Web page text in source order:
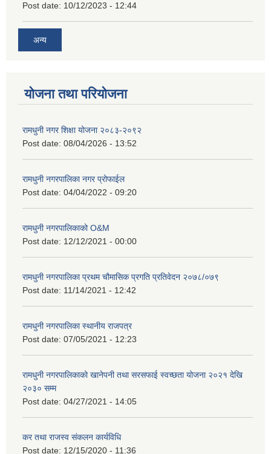
Post date: 10/12/2023 - 12:44
अन्य
योजना तथा परियोजना
रामधुनी नगर शिक्षा योजना २०८३-२०९२
Post date: 08/04/2026 - 13:52
रामधुनी नगरपालिका नगर प्रोफाईल
Post date: 04/04/2022 - 09:20
रामधुनी नगरपालिकाको O&M
Post date: 12/12/2021 - 00:00
रामधुनी नगरपालिका प्रथम चौमासिक प्रगति प्रतिवेदन २०७८/०७९
Post date: 11/14/2021 - 12:42
रामधुनी नगरपालिका स्थानीय राजपत्र
Post date: 07/05/2021 - 12:23
रामधुनी नगरपालिकाको खानेपनी तथा सरसफाई स्वच्छता योजना २०२१ देखि
२०३० सम्म
Post date: 04/27/2021 - 14:05
कर तथा राजस्व संकलन कार्यविधि
Post date: 12/15/2020 - 11:36